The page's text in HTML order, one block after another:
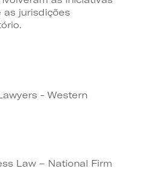
as jurisdições
- Western
Law – National Firm